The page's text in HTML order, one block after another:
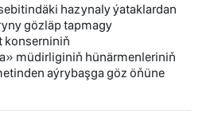
hazynaly ýataklardan
gözläp tapmagy
konserniniň
müdirliginiň hünärmenleriniň
aýrybaşga göz öňüne